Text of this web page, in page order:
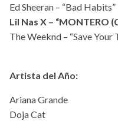
Ed Sheeran – “Bad Habits”
Lil Nas X – “MONTERO
The Weeknd – “Save Your
Artista del Año:
Ariana Grande
Doja Cat